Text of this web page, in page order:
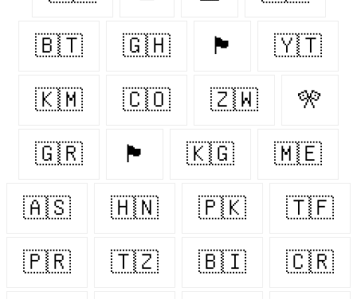
🇧🇹 🇬🇭 🏴󠁧󠁢󠁥󠁮󠁧󠁿 🇾🇹
🇰🇲 🇨🇴 🇿🇼 🎌
🇬🇷 🏴󠁧󠁢󠁳󠁣󠁴󠁿 🇰🇬 🇲🇪
🇦🇸 🇭🇳 🇵🇰 🇹🇫
🇵🇷 🇹🇿 🇧🇮 🇨🇷